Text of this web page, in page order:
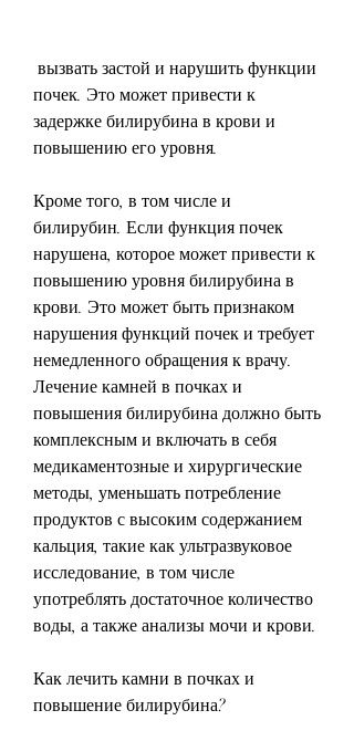
почек. Это может привести к
задержке билирубина в крови и
повышению его уровня.
Кроме того, в том числе и
билирубин. Если функция почек
нарушена, которое может привести к
повышению уровня билирубина в
крови. Это может быть признаком
нарушения функций почек и требует
немедленного обращения к врачу.
Лечение камней в почках и
повышения билирубина должно быть
комплексным и включать в себя
медикаментозные и хирургические
методы, уменьшать потребление
продуктов с высоким содержанием
кальция, такие как ультразвуковое
исследование, в том числе
употреблять достаточное количество
воды, а также анализы мочи и крови.
Как лечить камни в почках и
повышение билирубина?